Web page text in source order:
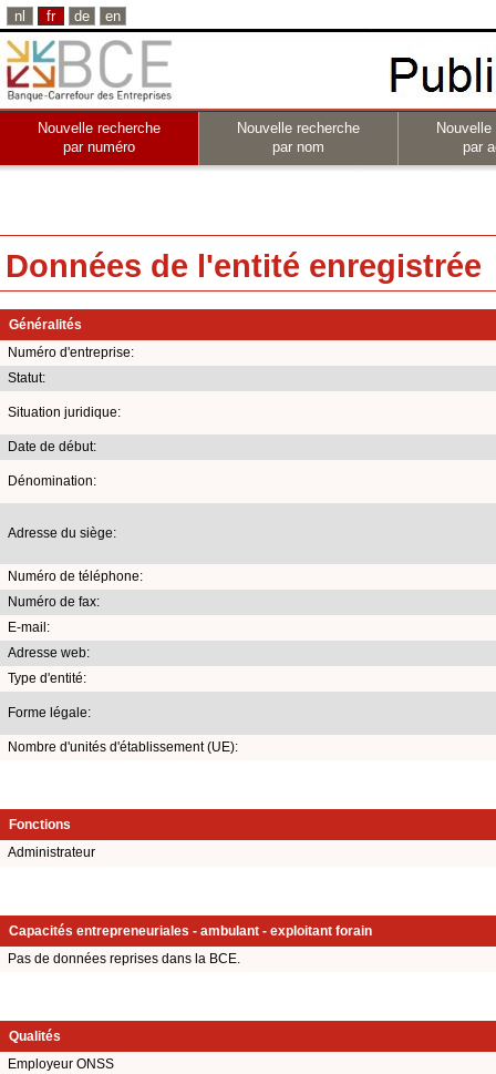
nl fr de en
Nouvelle recherche
par numéro
Nouvelle recherche
par nom
par
Données de l'entité enregistrée
Généralités
Numéro d'entreprise:
Statut:
Situation juridique:
Date de début:
Dénomination:
Adresse du siège:
Numéro de téléphone:
Numéro de fax:
E-mail:
Adresse web:
Type d'entité:
Forme légale:
Nombre d'unités d'établissement (UE):
Fonctions
Administrateur
Capacités entrepreneuriales - ambulant - exploitant forain
Pas de données reprises dans la BCE.
Qualités
Employeur ONSS